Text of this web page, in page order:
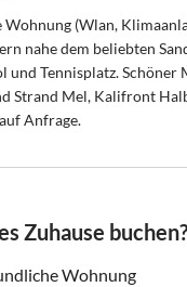
Wohnung (Wlan,
nahe dem beliebten
und Tennisplatz. Schöner
Strand Mel, Kalifront
Anfrage.
Zuhause buchen?
Wohnung